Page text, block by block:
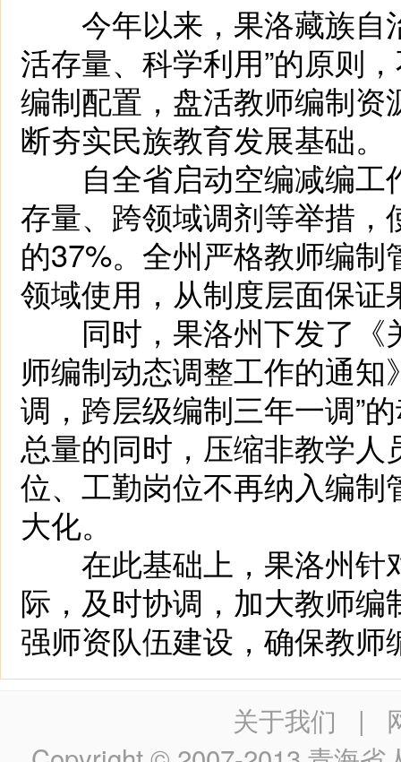
今年以来，果洛藏族自
活存量、科学利用”的原则
编制配置，盘活教师编制
断夯实民族教育发展基础。
自全省启动空编减编工
存量、跨领域调剂等举措
的37%。全州严格教师编
领域使用，从制度层面保
同时，果洛州下发了《
师编制动态调整工作的通知
调，跨层级编制三年一调”
总量的同时，压缩非教学
位、工勤岗位不再纳入编
大化。
在此基础上，果洛州针
际，及时协调，加大教师
强师资队伍建设，确保教
关于我们 |